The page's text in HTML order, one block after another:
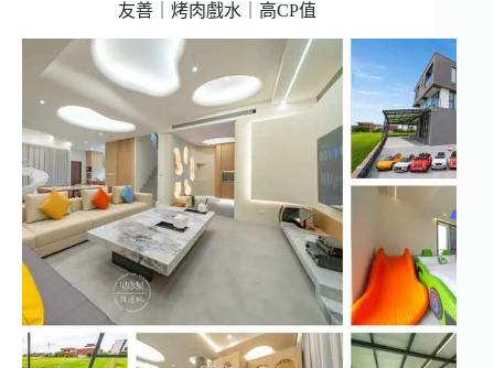
友善｜烤肉戲水｜高CP值